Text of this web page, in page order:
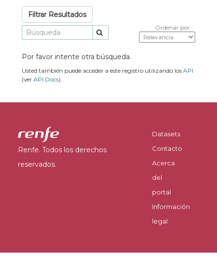
Filtrar Resultados
Ordenar por
Por favor intente otra búsqueda.
Usted también puede acceder a este registro utilizando los API
(ver API Docs).
Renfe. Todos los derechos
reservados.
Datasets
Contacto
Acerca
del
portal
Información
legal